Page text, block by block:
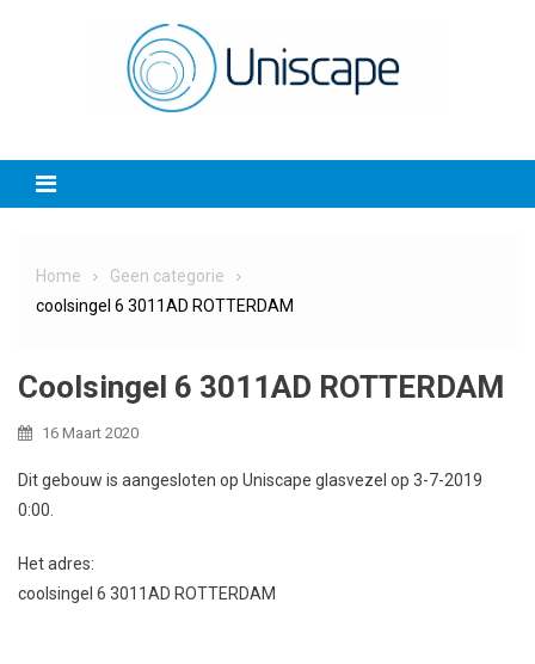
Home
Geen categorie
coolsingel 6 3011AD ROTTERDAM
Coolsingel 6 3011AD ROTTERDAM
16 Maart 2020
Dit gebouw is aangesloten op Uniscape glasvezel op 3-7-2019
0:00.
Het adres:
coolsingel 6 3011AD ROTTERDAM